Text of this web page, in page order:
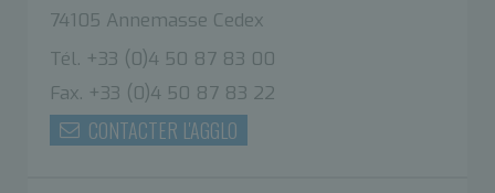
74105 Annemasse Cedex
Tél. +33 (0)4 50 87 83 00
Fax. +33 (0)4 50 87 83 22
CONTACTER L'AGGLO